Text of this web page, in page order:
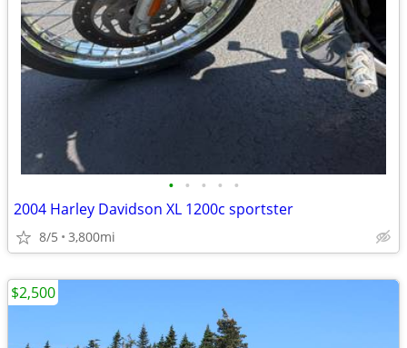
• • • • •
2004 Harley Davidson XL 1200c sportster
8/5 3,800mi
$2,500